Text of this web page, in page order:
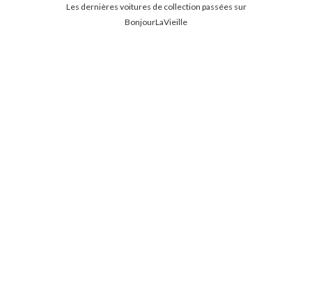
Les dernières voitures de collection passées sur
BonjourLaVieille